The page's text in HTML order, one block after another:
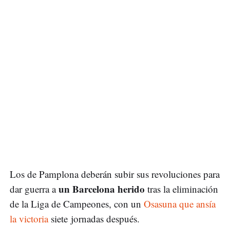
Los de Pamplona deberán subir sus revoluciones para
dar guerra aun Barcelona herido tras la eliminación
de la Liga de Campeones, con un Osasuna que ansía
la victoriasiete jornadas después.